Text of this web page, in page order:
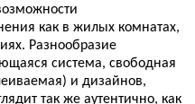
как в жилых комнатах,
Разнообразие
система, свободная
и дизайнов,
так же аутентично, как